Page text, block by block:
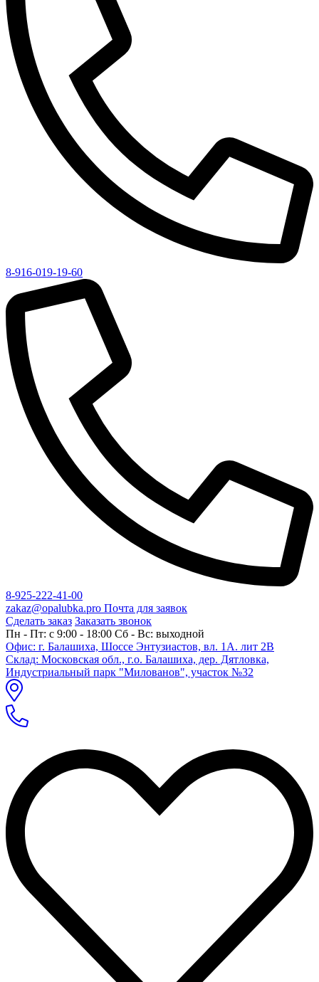
8-916-019-19-60
8-925-222-41-00
zakaz@opalubka.pro Почта для заявок
Сделать заказ Заказать звонок
Пн - Пт: c 9:00 - 18:00 Сб - Вс: выходной
Офис: г. Балашиха, Шоссе Энтузиастов, вл. 1А. лит 2В
Склад: Московская обл., г.о. Балашиха, дер. Дятловка,
Индустриальный парк "Милованов", участок №32